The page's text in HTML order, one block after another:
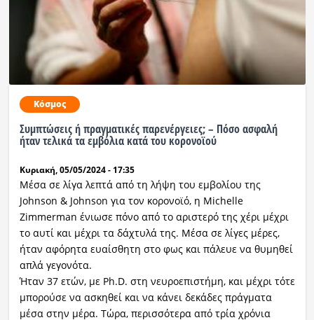
Κόσμος
Συμπτώσεις ή πραγματικές παρενέργειες; – Πόσο ασφαλή
ήταν τελικά τα εμβόλια κατά του κορονοϊού
Κυριακή, 05/05/2024 - 17:35
Μέσα σε λίγα λεπτά από τη λήψη του εμβολίου της
Johnson & Johnson για τον κορονοϊό, η Michelle
Zimmerman ένιωσε πόνο από το αριστερό της χέρι μέχρι
το αυτί και μέχρι τα δάχτυλά της. Μέσα σε λίγες μέρες,
ήταν αφόρητα ευαίσθητη στο φως και πάλευε να θυμηθεί
απλά γεγονότα.
Ήταν 37 ετών, με Ph.D. στη νευροεπιστήμη, και μέχρι τότε
μπορούσε να ασκηθεί και να κάνει δεκάδες πράγματα
μέσα στην μέρα. Τώρα, περισσότερα από τρία χρόνια